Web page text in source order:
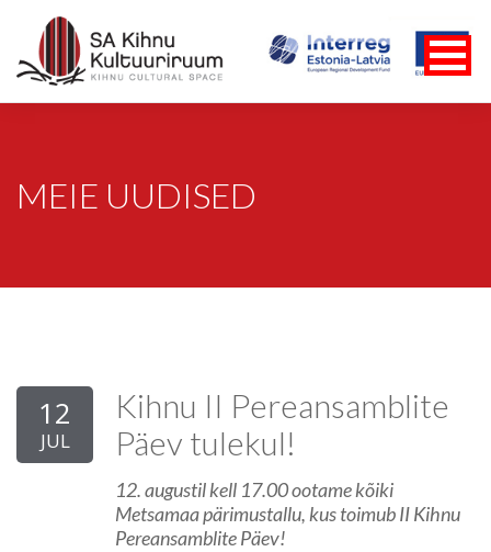
MEIE UUDISED
12
JUL
Kihnu II Pereansamblite
Päev tulekul!
12. augustil kell 17.00 ootame kõiki
Metsamaa pärimustallu, kus toimub II Kihnu
Pereansamblite Päev!